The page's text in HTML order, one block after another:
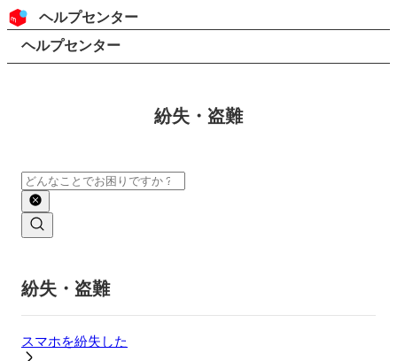
コンテンツにスキップ
ヘッダー
ヘルプセンター
検索
パンくずリスト
ヘルプセンター
紛失・盗難
検索
紛失・盗難
スマホを紛失した